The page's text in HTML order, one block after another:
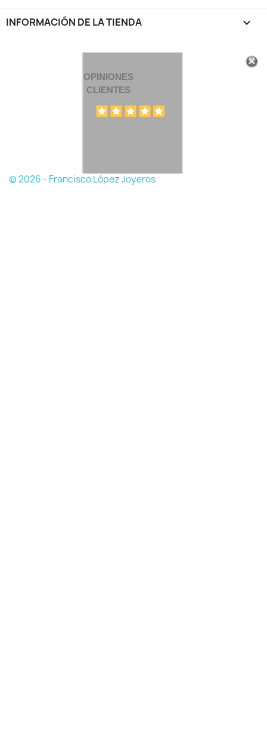
INFORMACIÓN DE LA TIENDA keyboard_arrow_down
OPINIONES
CLIENTES
© 2026 - Francisco López Joyeros